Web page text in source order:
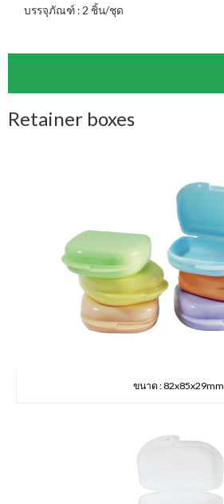
บรรจุภัณฑ์ : 2 ชิ้น/ชุด
Retainer boxes
ขนาด : 82x85x29mm